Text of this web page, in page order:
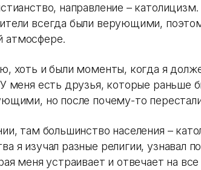
направление –
всегда были верующими,
атмосфере.
хоть и были моменты, когда я
меня есть друзья, которые раньше
но после почему-то
там большинство населения –
я изучал разные религии, узнавал
меня устраивает и отвечает на